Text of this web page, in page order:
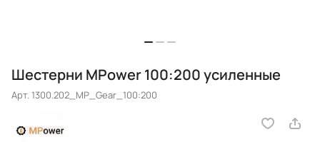
Шестерни MPower 100:200 усиленные
Арт. 1300.202_MP_Gear_100:200